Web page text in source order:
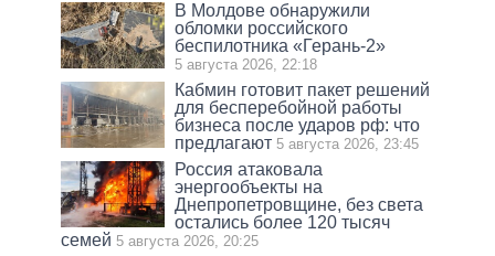
В Молдове обнаружили
обломки российского
беспилотника «Герань-2»
5 августа 2026, 22:18
Кабмин готовит пакет решений
для бесперебойной работы
бизнеса после ударов рф: что
предлагают 5 августа 2026, 23:45
Россия атаковала
энергообъекты на
Днепропетровщине, без света
остались более 120 тысяч
семей 5 августа 2026, 20:25